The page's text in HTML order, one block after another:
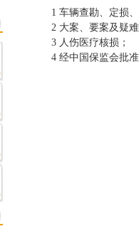
1 车辆查勘、定损
2 大案、要案及疑
3 人伤医疗核损；
4 经中国保监会批